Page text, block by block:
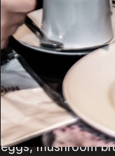
O American
raras do rock
Hard Rock Cafe
com opções
cardápio do
eggs, mushroom